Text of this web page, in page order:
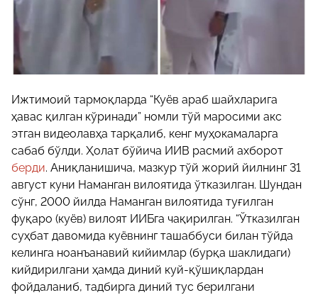
Ижтимоий тармоқларда “Куёв араб шайхларига
ҳавас қилган кўринади” номли тўй маросими акс
этган видеолавҳа тарқалиб, кенг муҳокамаларга
сабаб бўлди. Ҳолат бўйича ИИВ расмий ахборот
берди. Аниқланишича, мазкур тўй жорий йилнинг 31
август куни Наманган вилоятида ўтказилган. Шундан
сўнг, 2000 йилда Наманган вилоятида туғилган
фуқаро (куёв) вилоят ИИБга чақирилган. “Ўтказилган
суҳбат давомида куёвнинг ташаббуси билан тўйда
келинга ноанъанавий кийимлар (бурқа шаклидаги)
кийдирилгани ҳамда диний куй-қўшиқлардан
фойдаланиб, тадбирга диний тус берилгани